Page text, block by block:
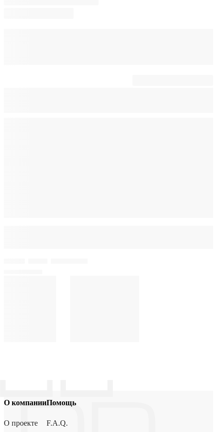
О компании
О проекте
Помощь
F.A.Q.